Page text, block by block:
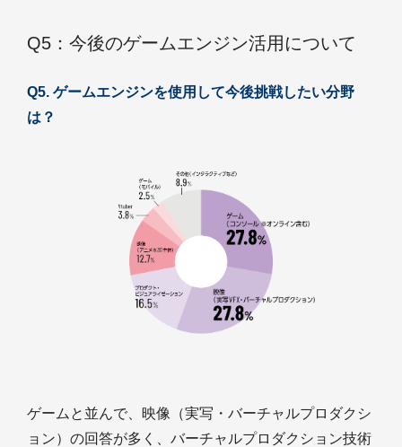
Q5：今後のゲームエンジン活用について
Q5. ゲームエンジンを使用して今後挑戦したい分野
は？
ゲームと並んで、映像（実写・バーチャルプロダクシ
ョン）の回答が多く、バーチャルプロダクション技術